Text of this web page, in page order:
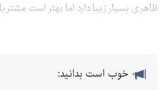
ظاهری بسیار زیبا دارد اما بهتر است
ظرف و به جهت جلب توجه مشتریان از یک
کارخانه تولید کننده عمده انواع قوطی
خوب است بدانید: